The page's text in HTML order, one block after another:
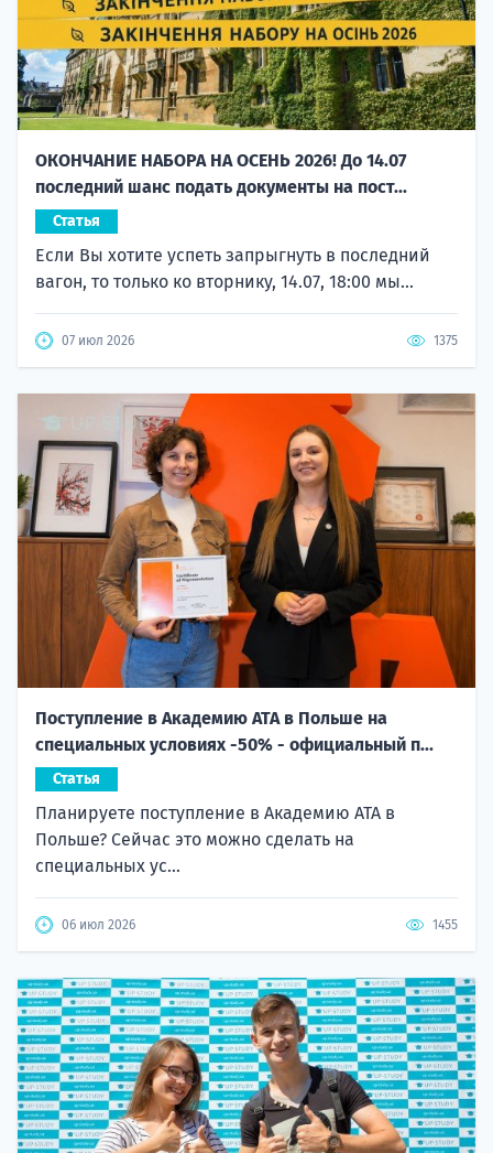
ОКОНЧАНИЕ НАБОРА НА ОСЕНЬ 2026! До 14.07
последний шанс подать документы на пост...
Статья
Если Вы хотите успеть запрыгнуть в последний
вагон, то только ко вторнику, 14.07, 18:00 мы...
07 июл 2026 1375
Поступление в Академию ATA в Польше на
специальных условиях -50% - официальный п...
Статья
Планируете поступление в Академию ATA в
Польше? Сейчас это можно сделать на
специальных ус...
06 июл 2026 1455